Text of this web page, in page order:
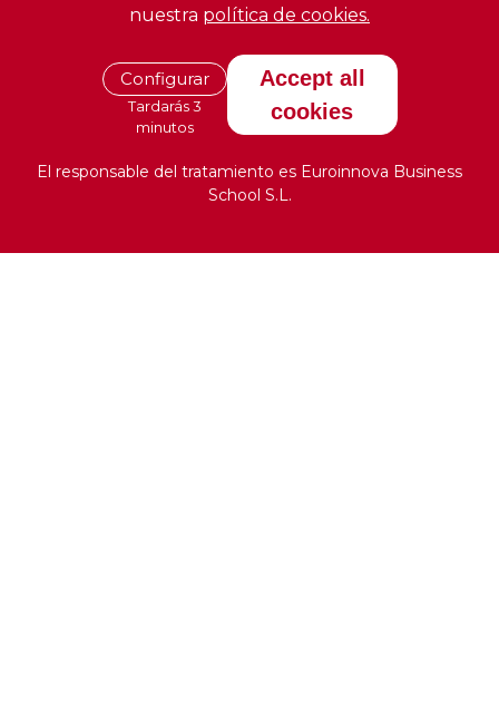
nuestra política de cookies.
Configurar
Tardarás 3
minutos
Accept all
cookies
El responsable del tratamiento es Euroinnova Business
School S.L.